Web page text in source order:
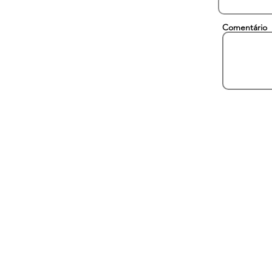
Comentário